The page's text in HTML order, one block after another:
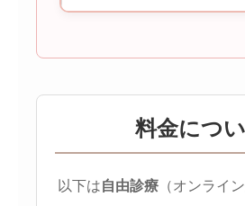
料金につ
以下は自由診療 （オンライ